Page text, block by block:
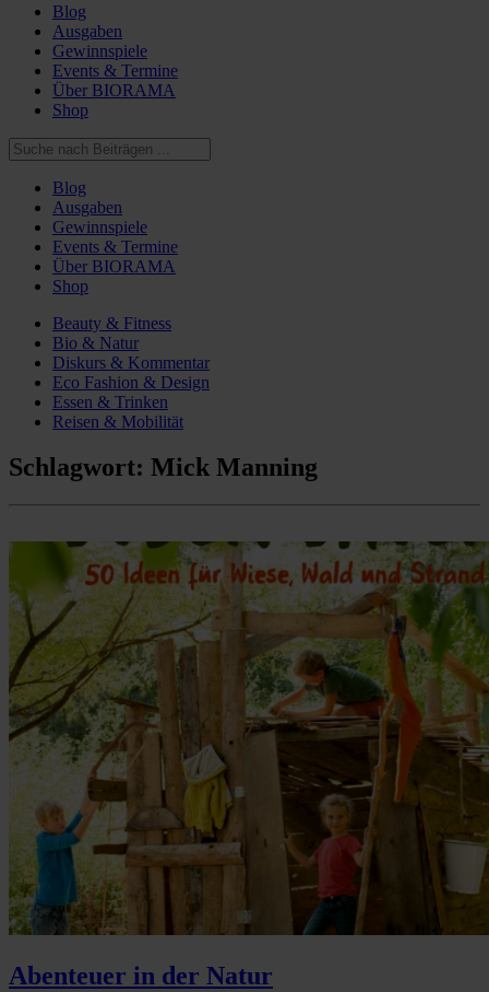
Blog
Ausgaben
Gewinnspiele
Events & Termine
Über BIORAMA
Shop
Blog
Ausgaben
Gewinnspiele
Events & Termine
Über BIORAMA
Shop
Beauty & Fitness
Bio & Natur
Diskurs & Kommentar
Eco Fashion & Design
Essen & Trinken
Reisen & Mobilität
Schlagwort: Mick Manning
Abenteuer in der Natur